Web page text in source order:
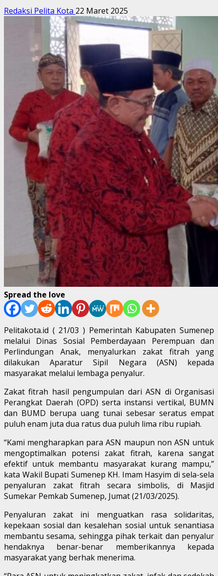
Redaksi Pelita Kota 22 Maret 2025
Spread the love
Pelitakota.id ( 21/03 ) Pemerintah Kabupaten Sumenep
melalui Dinas Sosial Pemberdayaan Perempuan dan
Perlindungan Anak, menyalurkan zakat fitrah yang
dilakukan Aparatur Sipil Negara (ASN) kepada
masyarakat melalui lembaga penyalur.
Zakat fitrah hasil pengumpulan dari ASN di Organisasi
Perangkat Daerah (OPD) serta instansi vertikal, BUMN
dan BUMD berupa uang tunai sebesar seratus empat
puluh enam juta dua ratus dua puluh lima ribu rupiah.
“Kami mengharapkan para ASN maupun non ASN untuk
mengoptimalkan potensi zakat fitrah, karena sangat
efektif untuk membantu masyarakat kurang mampu,”
kata Wakil Bupati Sumenep KH. Imam Hasyim di sela-sela
penyaluran zakat fitrah secara simbolis, di Masjid
Sumekar Pemkab Sumenep, Jumat (21/03/2025).
Penyaluran zakat ini menguatkan rasa solidaritas,
kepekaan sosial dan kesalehan sosial untuk senantiasa
membantu sesama, sehingga pihak terkait dan penyalur
hendaknya benar-benar memberikannya kepada
masyarakat yang berhak menerima.